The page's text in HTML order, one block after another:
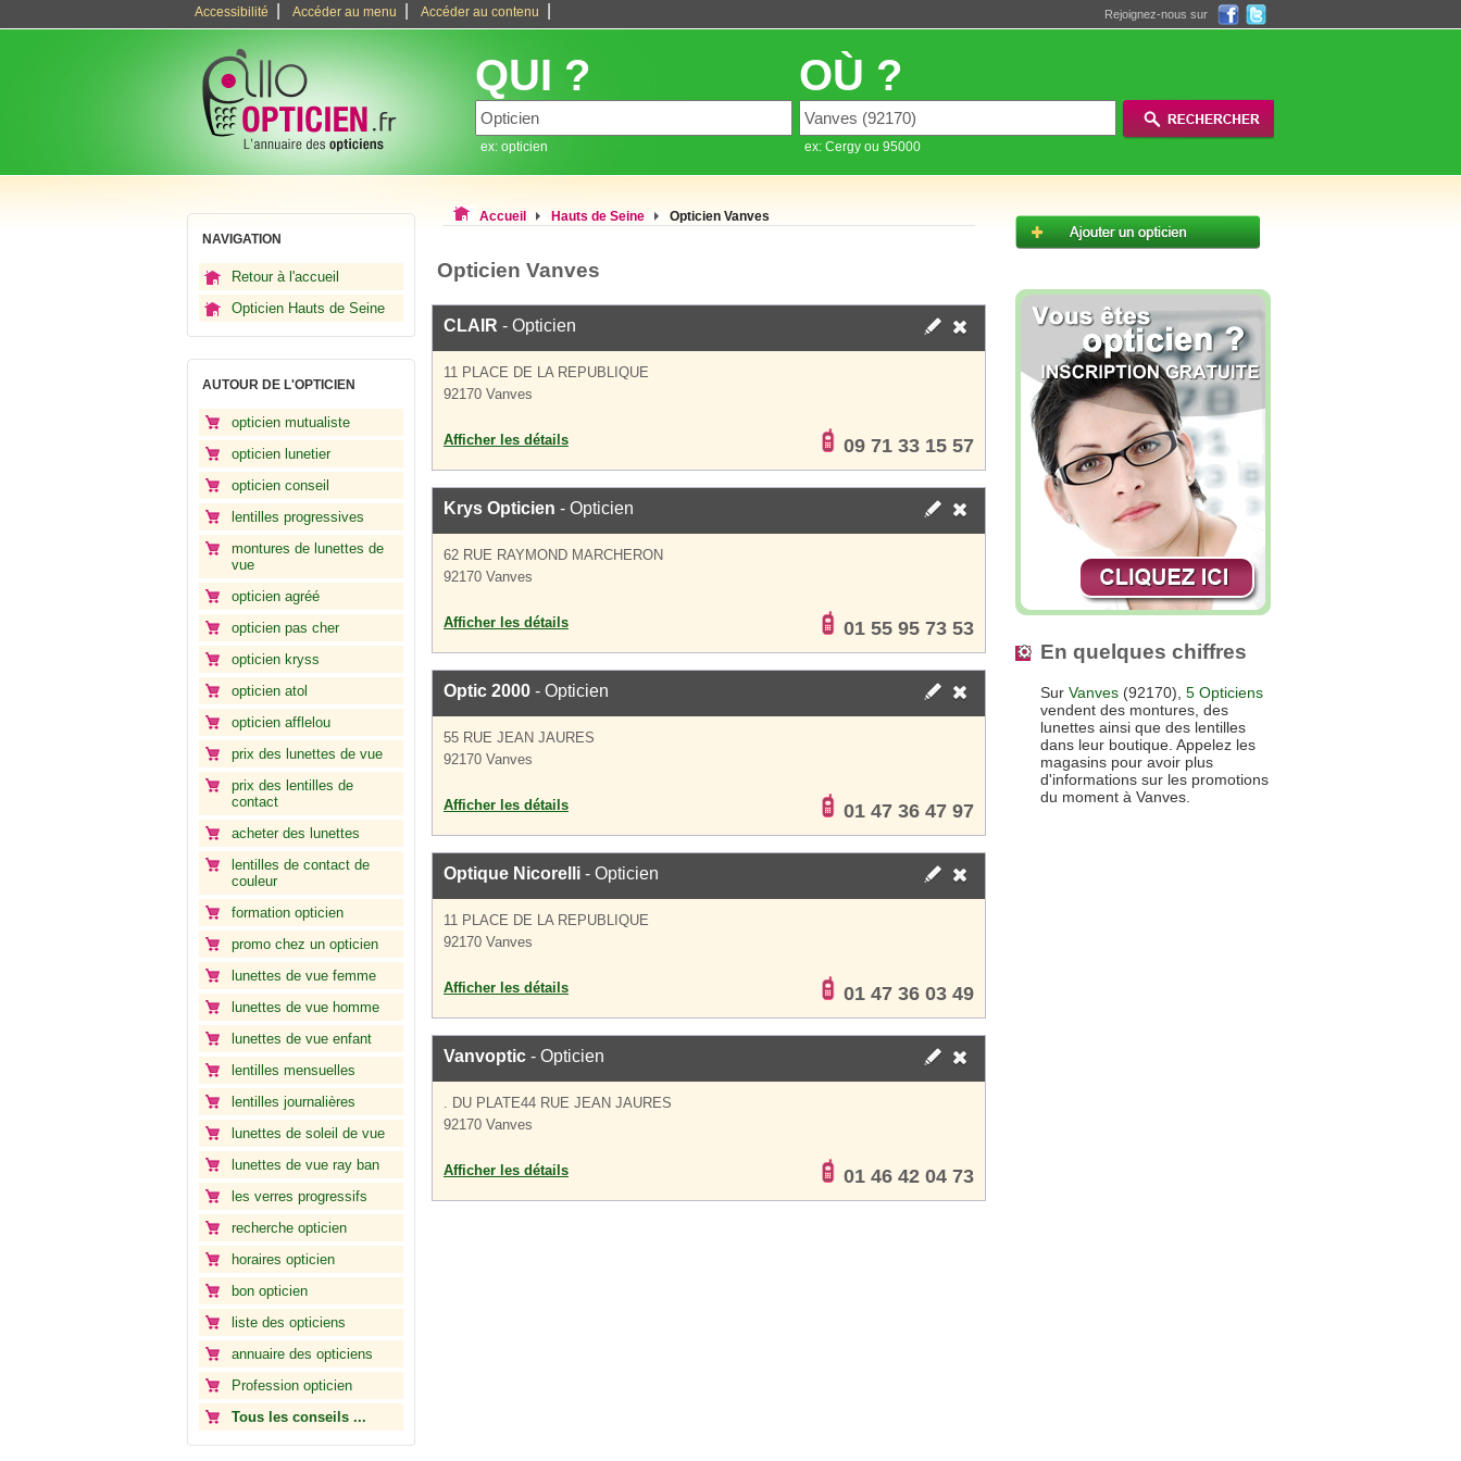
Accessibilité Accéder au menu Accéder au contenu Rejoignez-nous sur
QUI ?
ex: opticien
OÙ ?
ex: Cergy ou 95000
NAVIGATION
Retour à l'accueil
Opticien Hauts de Seine
AUTOUR DE L'OPTICIEN
opticien mutualiste
opticien lunetier
opticien conseil
lentilles progressives
montures de lunettes de
vue
opticien agréé
opticien pas cher
opticien kryss
opticien atol
opticien afflelou
prix des lunettes de vue
prix des lentilles de
contact
acheter des lunettes
lentilles de contact de
couleur
formation opticien
promo chez un opticien
lunettes de vue femme
lunettes de vue homme
lunettes de vue enfant
lentilles mensuelles
lentilles journalières
lunettes de soleil de vue
lunettes de vue ray ban
les verres progressifs
recherche opticien
horaires opticien
bon opticien
liste des opticiens
annuaire des opticiens
Profession opticien
Tous les conseils ...
Accueil Hauts de Seine Opticien Vanves
Opticien Vanves
CLAIR - Opticien
11 PLACE DE LA REPUBLIQUE
92170 Vanves
Afficher les détails 09 71 33 15 57
Krys Opticien - Opticien
62 RUE RAYMOND MARCHERON
92170 Vanves
Afficher les détails 01 55 95 73 53
Optic 2000 - Opticien
55 RUE JEAN JAURES
92170 Vanves
Afficher les détails 01 47 36 47 97
Optique Nicorelli - Opticien
11 PLACE DE LA REPUBLIQUE
92170 Vanves
Afficher les détails 01 47 36 03 49
Vanvoptic - Opticien
. DU PLATE44 RUE JEAN JAURES
92170 Vanves
Afficher les détails 01 46 42 04 73
En quelques chiffres
Sur Vanves (92170), 5 Opticiens
vendent des montures, des
lunettes ainsi que des lentilles
dans leur boutique. Appelez les
magasins pour avoir plus
d'informations sur les promotions
du moment à Vanves.